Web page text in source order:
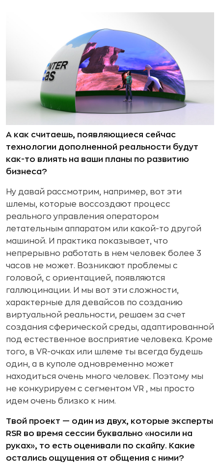
А как считаешь, появляющиеся сейчас
технологии дополненной реальности будут
как-то влиять на ваши планы по развитию
бизнеса?
Ну давай рассмотрим, например, вот эти
шлемы, которые воссоздают процесс
реального управления оператором
летательным аппаратом или какой-то другой
машиной. И практика показывает, что
непрерывно работать в нем человек более 3
часов не может. Возникают проблемы с
головой, с ориентацией, появляются
галлюцинации. И мы вот эти сложности,
характерные для девайсов по созданию
виртуальной реальности, решаем за счет
создания сферической среды, адаптированной
под естественное восприятие человека. Кроме
того, в VR-очках или шлеме ты всегда будешь
один, а в куполе одновременно может
находиться очень много человек. Поэтому мы
не конкурируем с сегментом VR , мы просто
идем очень близко к ним.
Твой проект — один из двух, которые эксперты
RSR во время сессии буквально «носили на
руках», то есть оценивали по скайпу. Какие
остались ощущения от общения с ними?